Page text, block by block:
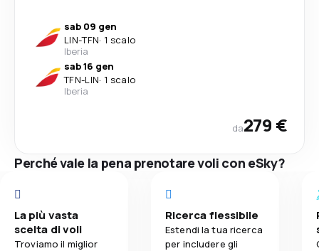
sab 09 gen
LIN-TFN· 1 scalo
Iberia
sab 16 gen
TFN-LIN· 1 scalo
Iberia
da279 €
Perché vale la pena prenotare voli con eSky?
La più vasta
scelta di voli
Troviamo il miglior
Ricerca flessibile
Estendi la tua ricerca
per includere gli